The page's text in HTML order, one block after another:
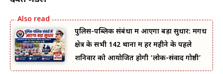
पुलिस-पब्लिक संबंधों में आएगा बड़ा सुधार: मगध
क्षेत्र के सभी 142 थानों में हर महीने के पहले
शनिवार को आयोजित होगी ‘लोक-संवाद गोष्ठी’